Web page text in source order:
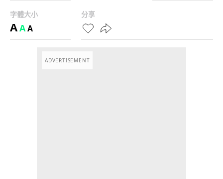
字體大小
AAA
分享
ADVERTISEMENT